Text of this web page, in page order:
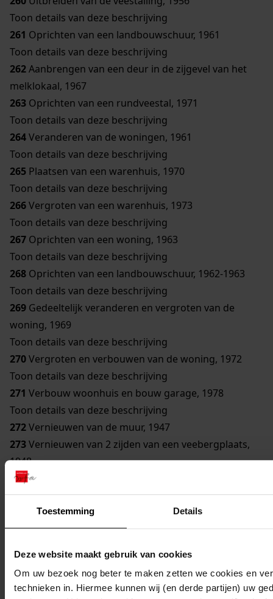
Toestemming Details
Deze website maakt gebruik van cookies
Om uw bezoek nog beter te maken zetten we cookies en
technieken in. Hiermee kunnen wij (en derde partijen) uw
Toon details van deze beschrijving
261 Oprichten van een landbouwschuur, 1961
Toon details van deze beschrijving
262Aanbrengen van een deur in de zijgevel van het
melklokaal, 1967
263 Oprichten van een rundveestal, 1971
Toon details van deze beschrijving
264Veranderen van de woningen, 1961
Toon details van deze beschrijving
265 Plaatsen van een warenhuis, 1970
Toon details van deze beschrijving
266Vergroten van een warenhuis, 1973
Toon details van deze beschrijving
267 Oprichten van een woning, 1963
Toon details van deze beschrijving
268 Oprichten van een landbouwschuur, 1962-1963
Toon details van deze beschrijving
269 Gedeeltelijk veranderen en vergroten van de
woning, 1969
Toon details van deze beschrijving
270Vergroten en verbouwen van de woning, 1972
Toon details van deze beschrijving
271 Verbouw woonhuis en bouw garage, 1978
Toon details van deze beschrijving
272Vernieuwen van de muur, 1947
273Vernieuwen van 2 zijden van een veebergplaats,
1948
Toon details van deze beschrijving
274Vernieuwen van een brug, 1958
Toon details van deze beschrijving
275Veranderen van de voorgevel van de boerderij,
Toon details van deze beschrijving
276Bouwen van een stal, 1973